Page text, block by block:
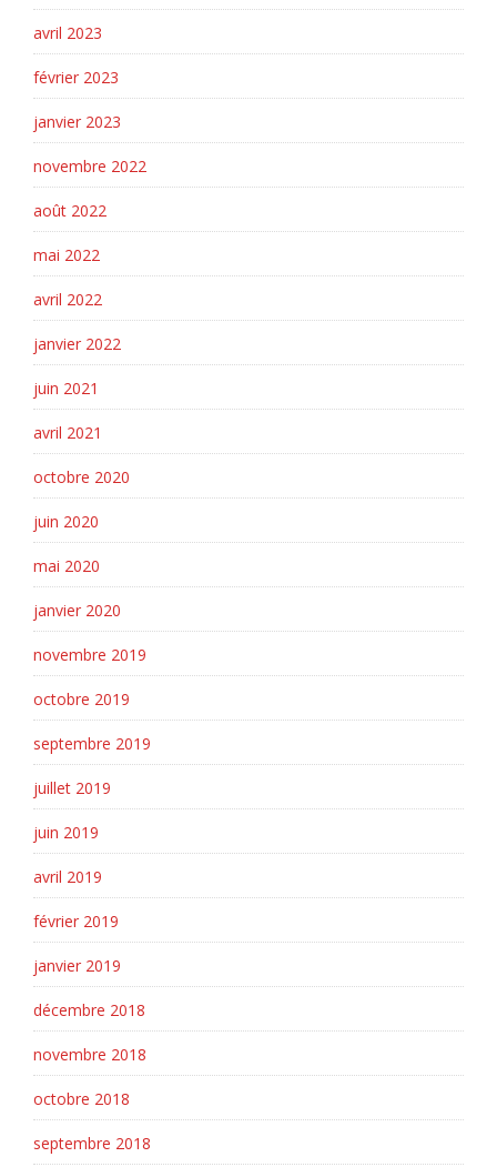
avril 2023
février 2023
janvier 2023
novembre 2022
août 2022
mai 2022
avril 2022
janvier 2022
juin 2021
avril 2021
octobre 2020
juin 2020
mai 2020
janvier 2020
novembre 2019
octobre 2019
septembre 2019
juillet 2019
juin 2019
avril 2019
février 2019
janvier 2019
décembre 2018
novembre 2018
octobre 2018
septembre 2018